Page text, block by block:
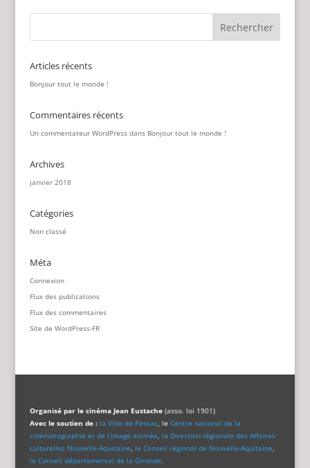
Articles récents
Bonjour tout le monde !
Commentaires récents
Un commentateur WordPressdans Bonjour tout le monde !
Archives
janvier 2018
Catégories
Non classé
Méta
Connexion
Flux des publications
Flux des commentaires
Site de WordPress-FR
Organisé par le cinéma Jean Eustache(asso. loi 1901)
Avec le soutien de : la Ville de Pessac, le Centre national de la
cinématographie et de l’image animée, la Direction régionale des Affaires
culturelles Nouvelle-Aquitaine, le Conseil régional de Nouvelle-Aquitaine,
le Conseil départemental de la Gironde.